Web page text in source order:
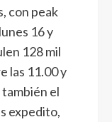
con peak
16 y
128 mil
las 11.00 y
el
expedito,